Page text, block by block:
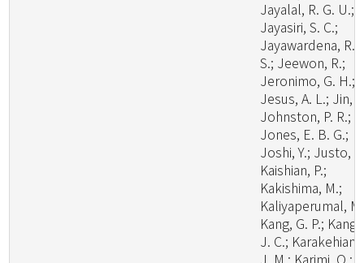
Jayalal, R. G. U.;
Jayasiri, S. C.;
Jayawardena, R.
S.; Jeewon, R.;
Jeronimo, G. H.;
Jesus, A. L.; Jin,
Johnston, P. R.;
Jones, E. B. G.;
Joshi, Y.; Justo,
Kaishian, P.;
Kakishima, M.;
Kaliyaperumal,
Kang, G. P.; Kang,
J. C.; Karakehian,
J. M.; Karimi, O.;